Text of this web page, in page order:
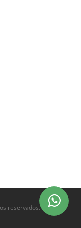
reservados.